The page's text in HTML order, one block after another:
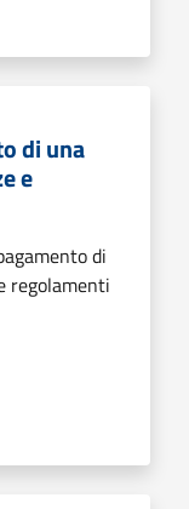
di una
e
di
regolamenti